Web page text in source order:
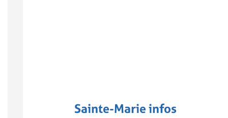
Sainte-Marie infos